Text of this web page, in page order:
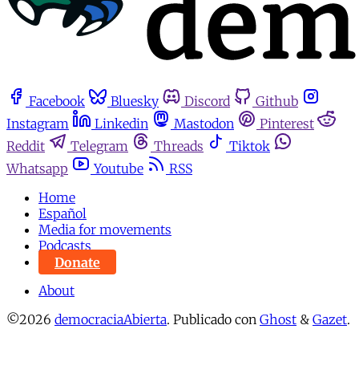
Facebook Bluesky Discord
Github
Instagram
Linkedin Mastodon
Pinterest
Reddit
Telegram Threads
Tiktok
Whatsapp
Youtube
RSS
Home
Español
Media for movements
Podcasts
Donate
About
©2026 democraciaAbierta. Publicado con Ghost & Gazet.